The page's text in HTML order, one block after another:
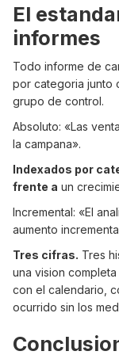
El
informes
Todo informe de
por categoria junto
grupo de control.
Absoluto: «Las
la campana».
Indexados por
frente a un
Incremental: «El
aumento
Tres cifras. Tres
una vision
con el calendario,
ocurrido sin los